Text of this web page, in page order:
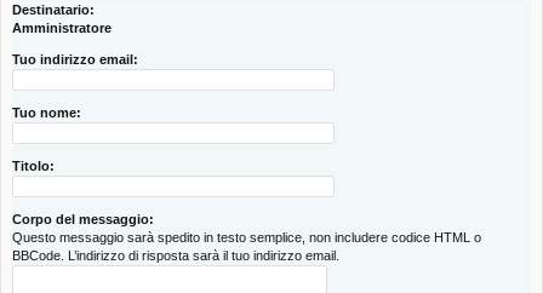
Destinatario:
Amministratore
Tuo indirizzo email:
Tuo nome:
Titolo:
Corpo del messaggio:
Questo messaggio sarà spedito in testo semplice, non includere codice HTML o
BBCode. L’indirizzo di risposta sarà il tuo indirizzo email.